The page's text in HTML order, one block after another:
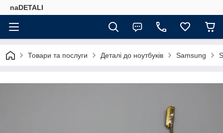
naDETALI
Товари та послуги Деталі до ноутбуків Samsung